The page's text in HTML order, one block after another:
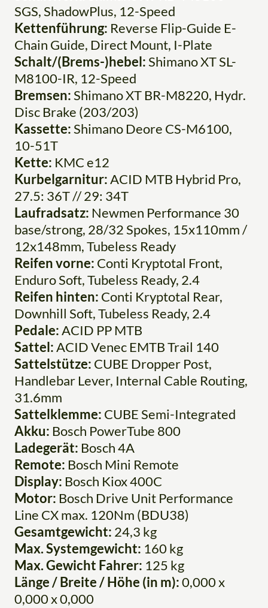
SGS, ShadowPlus, 12-Speed
Kettenführung: Reverse Flip-Guide E-
Chain Guide, Direct Mount, I-Plate
Schalt/(Brems-)hebel:Shimano XT SL-
M8100-IR, 12-Speed
Bremsen:Shimano XT BR-M8220, Hydr.
Disc Brake (203/203)
Kassette:Shimano Deore CS-M6100,
10-51T
Kette: KMC e12
Kurbelgarnitur:ACID MTB Hybrid Pro,
27.5: 36T // 29: 34T
Laufradsatz: Newmen Performance 30
base/strong, 28/32 Spokes, 15x110mm /
12x148mm, Tubeless Ready
Reifen vorne: Conti Kryptotal Front,
Enduro Soft, Tubeless Ready, 2.4
Reifen hinten: Conti Kryptotal Rear,
Downhill Soft, Tubeless Ready, 2.4
Pedale:ACID PP MTB
Sattel:ACID Venec EMTB Trail 140
Sattelstütze: CUBE Dropper Post,
Handlebar Lever, Internal Cable Routing,
31.6mm
Sattelklemme: CUBE Semi-Integrated
Akku: Bosch PowerTube 800
Ladegerät: Bosch 4A
Remote: Bosch Mini Remote
Display: Bosch Kiox 400C
Motor: Bosch Drive Unit Performance
Line CX max. 120Nm (BDU38)
Gesamtgewicht: 24,3 kg
Max. Systemgewicht: 160 kg
Max. Gewicht Fahrer: 125 kg
Länge / Breite / Höhe (in m):0,000 x
0,000 x 0,000